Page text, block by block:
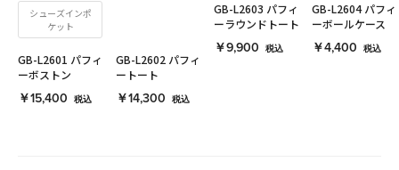
シューズインポ
ケット
GB-L2601 パフィ
ーボストン
￥15,400 税込
GB-L2602 パフィ
ートート
￥14,300 税込
GB-L2603 パフィ
ーラウンドトート
￥9,900 税込
GB-L2604 パフィ
ーボールケース
￥4,400 税込